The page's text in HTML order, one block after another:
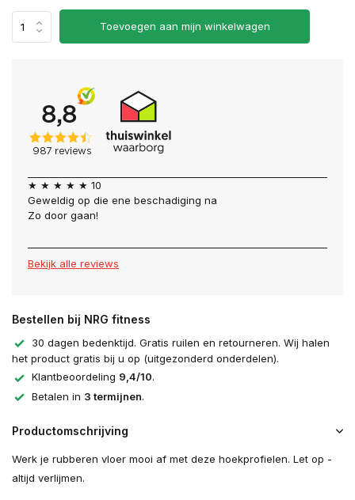
Toevoegen aan mijn winkelwagen
★ ★ ★ ★ ★ 10
Geweldig op die ene beschadiging na
Zo door gaan!
Bekijk alle reviews
Bestellen bij NRG fitness
30 dagen bedenktijd. Gratis ruilen en retourneren. Wij halen
het product gratis bij u op (uitgezonderd onderdelen).
Klantbeoordeling 9,4/10.
Betalen in 3 termijnen.
Productomschrijving
Werk je rubberen vloer mooi af met deze hoekprofielen. Let op -
altijd verlijmen.